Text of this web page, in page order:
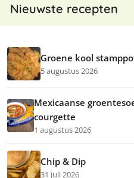
Nieuwste recepten
Groene kool
5 augustus 2026
Mexicaanse
courgette
1 augustus 2026
Chip & Dip
31 juli 2026